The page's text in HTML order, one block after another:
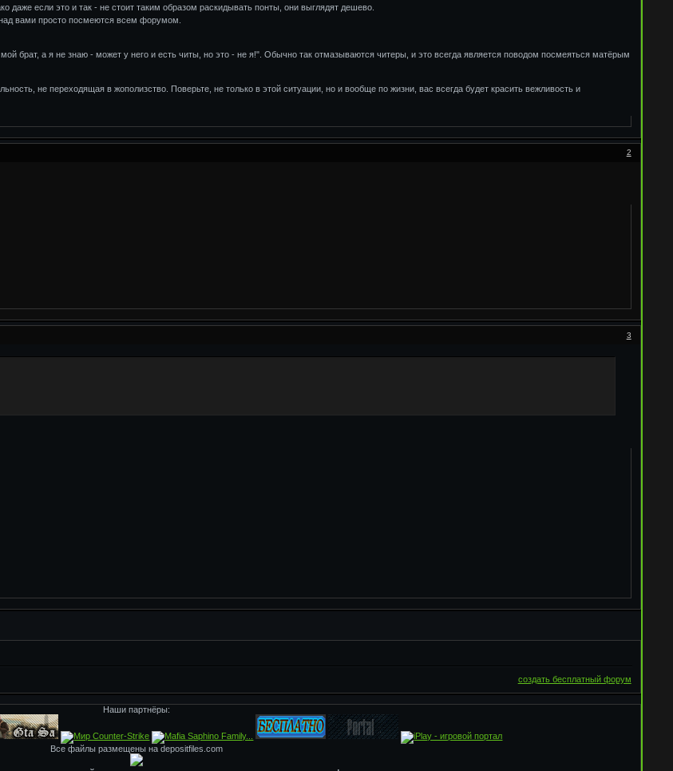
даже если это и так - не стоит таким образом раскидывать понты, они выглядят дешево.
вами просто посмеются всем форумом.
брат, а я не знаю - может у него и есть читы, но это - не я!". Обычно так отмазываются читеры, и это всегда является поводом посмеяться матёрым
не переходящая в жополизство. Поверьте, не только в этой ситуации, но и вообще по жизни, вас всегда будет красить вежливость и
2
3
создать бесплатный форум
Наши партнёры:
Все файлы размещены на depositfiles.com